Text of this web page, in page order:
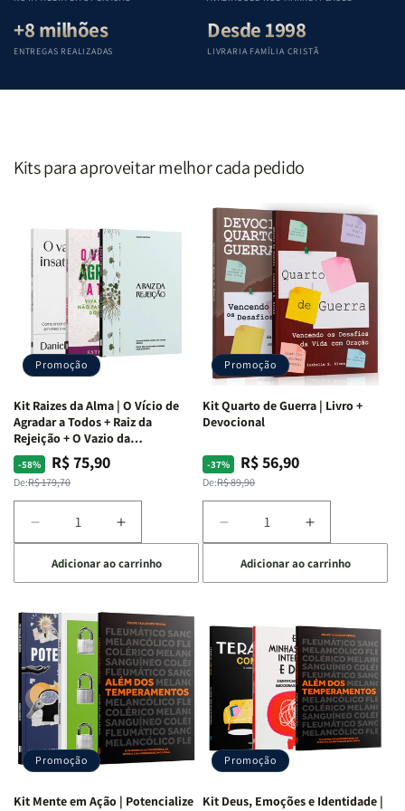
+8 milhões
ENTREGAS REALIZADAS
Desde 1998
LIVRARIA FAMÍLIA CRISTÃ
Kits para aproveitar melhor cada pedido
Promoção
Kit Raizes da Alma | O Vício de
Agradar a Todos + Raiz da
Rejeição + O Vazio da
Insatisfação.
-58%
Preço
normal
De:R$ 179,70
Preço
promocional
R$ 75,90
Diminuir
a
quantidade
de
Raizes
da
Alma
|
O
Vício
Agradar
a
Todos
Aumentar
a
quantidade
de
Raizes
da
Alma
|
O
Vício
de
Agradar
Todos
Adicionar ao carrinho
Promoção
Kit Quarto de Guerra | Livro +
Devocional
-37%
Preço
normal
De:R$ 89,90
Preço
promocional
R$ 56,90
Diminuir
a
quantidade
de
Quarto
de
Guerra
Livro
+
Devocional
Aumentar
a
quantidade
de
Quarto
de
Guerra
|
Livro
+
Devocional
Adicionar ao carrinho
Promoção
Kit Mente em Ação | Potencialize
Promoção
Kit Deus, Emoções e Identidade |